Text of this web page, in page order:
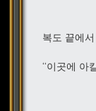
복도 끝에
“이곳에 아